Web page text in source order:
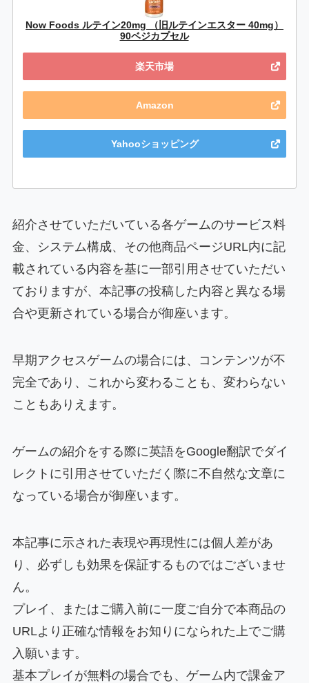
Now Foods ルテイン20mg （旧ルテインエスター 40mg）
90ベジカプセル
楽天市場
Amazon
Yahooショッピング
紹介させていただいている各ゲームのサービス料
金、システム構成、その他商品ページURL内に記
載されている内容を基に一部引用させていただい
ておりますが、本記事の投稿した内容と異なる場
合や更新されている場合が御座います。
早期アクセスゲームの場合には、コンテンツが不
完全であり、これから変わることも、変わらない
こともありえます。
ゲームの紹介をする際に英語をGoogle翻訳でダイ
レクトに引用させていただく際に不自然な文章に
なっている場合が御座います。
本記事に示された表現や再現性には個人差があ
り、必ずしも効果を保証するものではございませ
ん。
プレイ、またはご購入前に一度ご自分で本商品の
URLより正確な情報をお知りになられた上でご購
入願います。
基本プレイが無料の場合でも、ゲーム内で課金ア